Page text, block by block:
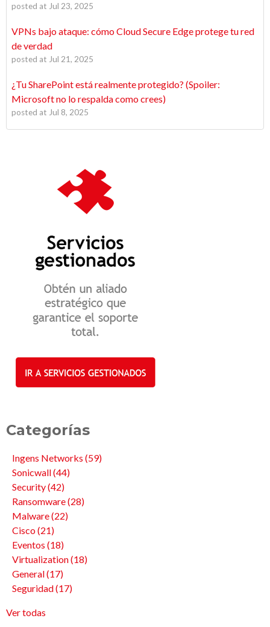
posted at Jul 23, 2025
VPNs bajo ataque: cómo Cloud Secure Edge protege tu red
de verdad
posted at Jul 21, 2025
¿Tu SharePoint está realmente protegido? (Spoiler:
Microsoft no lo respalda como crees)
posted at Jul 8, 2025
Categorías
Ingens Networks (59)
Sonicwall(44)
Security(42)
Ransomware(28)
Malware(22)
Cisco(21)
Eventos (18)
Virtualization(18)
General(17)
Seguridad(17)
Ver todas